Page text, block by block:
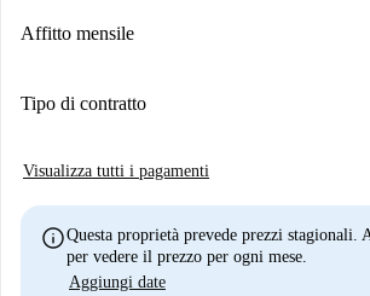
Affitto mensile
Tipo di contratto
Visualizza tutti i pagamenti
infoQuesta proprietà prevede prezzi stagionali.
per vedere il prezzo per ogni mese.
Aggiungi date